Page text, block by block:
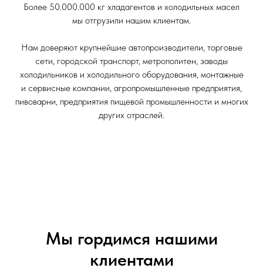
Более 50.000.000 кг хладагентов и холодильных масел
мы отгрузили нашим клиентам.
Нам доверяют крупнейшие автопроизводители, торговые
сети, городской транспорт, метрополитен, заводы
холодильников и холодильного оборудования, монтажные
и сервисные компании, агропромышленные предприятия,
пивоварни, предприятия пищевой промышленности и многих
других отраслей.
Мы гордимся нашими
клиентами